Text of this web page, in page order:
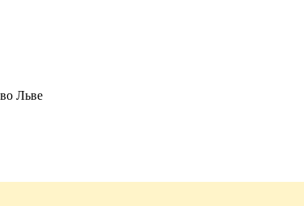
Льве